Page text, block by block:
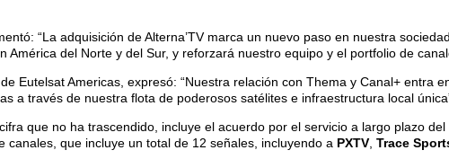
“La adquisición de Alterna’TV marca un nuevo paso en nuestra
América del Norte y del Sur, y reforzará nuestro equipo y el portfolio de
de Eutelsat Americas, expresó: “Nuestra relación con Thema y Canal+
a través de nuestra flota de poderosos satélites e infraestructura local
que no ha trascendido, incluye el acuerdo por el servicio a largo plazo
que incluye un total de 12 señales, incluyendo a PXTV Trace